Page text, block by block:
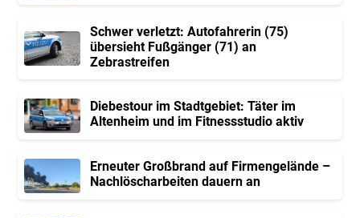
Schwer verletzt: Autofahrerin (75)
übersieht Fußgänger (71) an
Zebrastreifen
Diebestour im Stadtgebiet: Täter im
Altenheim und im Fitnessstudio aktiv
Erneuter Großbrand auf Firmengelände –
Nachlöscharbeiten dauern an